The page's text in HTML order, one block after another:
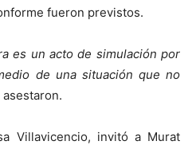
fueron previstos.
es un acto de simulación por
de una situación que no
asestaron.
Villavicencio, invitó a Murat